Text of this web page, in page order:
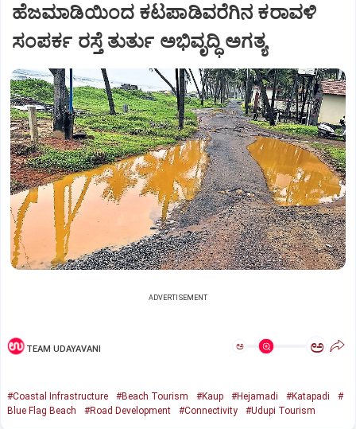
ಹೆಜಮಾಡಿಯಿಂದ ಕಟಪಾಡಿವರೆಗಿನ ಕರಾವಳಿ
ಸಂಪರ್ಕ ರಸ್ತೆ ತುರ್ತು ಅಭಿವೃದ್ಧಿ ಅಗತ್ಯ
ADVERTISEMENT
TEAM UDAYAVANI ಅ ಅ
#Coastal Infrastructure #Beach Tourism #Kaup #Hejamadi #Katapadi
#
Blue Flag Beach
#Road Development #Connectivity #Udupi Tourism